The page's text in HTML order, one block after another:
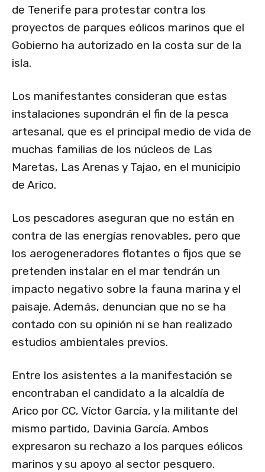
de Tenerife para protestar contra los
proyectos de parques eólicos marinos que el
Gobierno ha autorizado en la costa sur de la
isla.
Los manifestantes consideran que estas
instalaciones supondrán el fin de la pesca
artesanal, que es el principal medio de vida de
muchas familias de los núcleos de Las
Maretas, Las Arenas y Tajao, en el municipio
de Arico.
Los pescadores aseguran que no están en
contra de las energías renovables, pero que
los aerogeneradores flotantes o fijos que se
pretenden instalar en el mar tendrán un
impacto negativo sobre la fauna marina y el
paisaje. Además, denuncian que no se ha
contado con su opinión ni se han realizado
estudios ambientales previos.
Entre los asistentes a la manifestación se
encontraban el candidato a la alcaldía de
Arico por CC, Víctor García, y la militante del
mismo partido, Davinia García. Ambos
expresaron su rechazo a los parques eólicos
marinos y su apoyo al sector pesquero.